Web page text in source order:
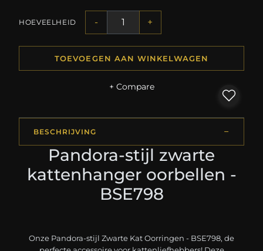
HOEVEELHEID - +
TOEVOEGEN AAN WINKELWAGEN
+ Compare
BESCHRIJVING
Pandora-stijl zwarte
kattenhanger oorbellen -
BSE798
Onze Pandora-stijl Zwarte Kat Oorringen - BSE798, de